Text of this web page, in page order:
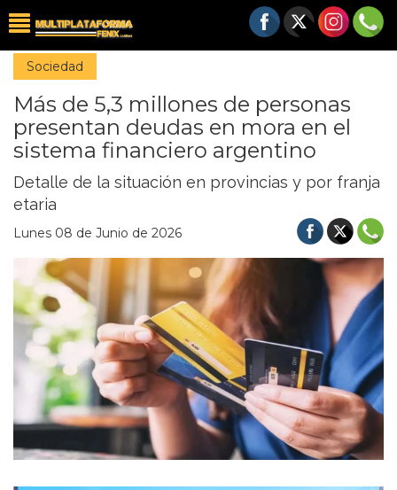
Sociedad
Más de 5,3 millones de personas
presentan deudas en mora en el
sistema financiero argentino
Detalle de la situación en provincias y por franja
etaria
Lunes 08 de Junio de 2026